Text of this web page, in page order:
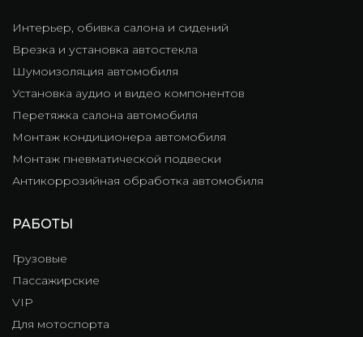
Интерьер, обивка салона и сидений
Врезка и установка автостекла
Шумоизоляция автомобиля
Установка аудио и видео компонентов
Перетяжка салона автомобиля
Монтаж кондиционера автомобиля
Монтаж пневматической подвески
Антикоррозийная обработка автомобиля
РАБОТЫ
Грузовые
Пассажирские
VIP
Для мотоспорта